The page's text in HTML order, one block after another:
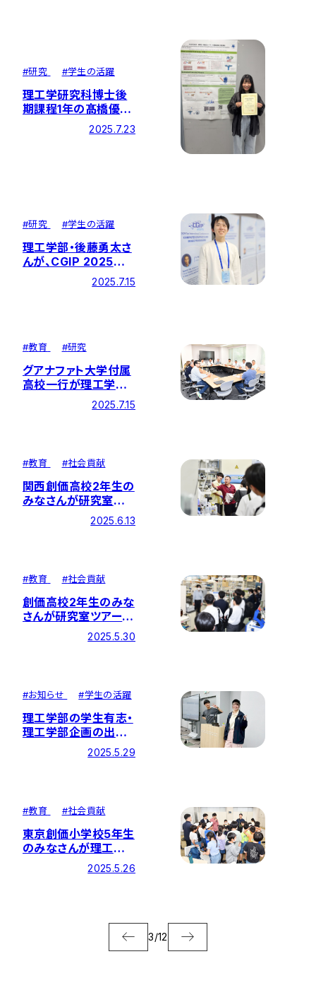
#研究 #学生の活躍
理工学研究科博士後
期課程1年の髙橋優希
さんがポスター賞を受
2025.7.23
#研究 #学生の活躍
理工学部・後藤勇太さ
んが、CGIP 2025で
Presentation
2025.7.15
#教育 #研究
グアナファト大学付属
高校一行が理工学部
2025.7.15
#教育 #社会貢献
関西創価高校2年生の
みなさんが研究室ツア
ーと体験授業に参加
2025.6.13
#教育 #社会貢献
創価高校2年生のみな
さんが研究室ツアーと
体験授業に参加2025.5.30
#お知らせ #学生の活躍
理工学部の学生有志・
理工学部企画の出発
2025.5.29
#教育 #社会貢献
東京創価小学校5年生
のみなさんが理工学
部で体験授業2025.5.26
3/12